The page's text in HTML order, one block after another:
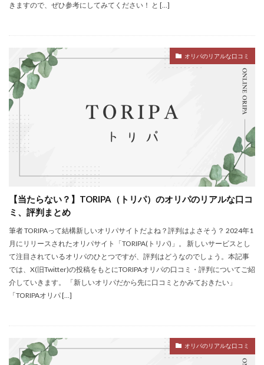
きますので、ぜひ参考にしてみてください！ と […]
オリパのリアルな口コミ
【当たらない？】TORIPA（トリパ）のオリパのリアルな口コ
ミ、評判まとめ
筆者 TORIPAって結構新しいオリパサイトだよね？評判はよさそう？ 2024年1
月にリリースされたオリパサイト「TORIPA(トリパ)」。 新しいサービスとし
て注目されているオリパのひとつですが、評判はどうなのでしょう。本記事
では、X(旧Twitter)の投稿をもとにTORIPAオリパの口コミ・評判についてご紹
介していきます。 「新しいオリパだから先に口コミとかみておきたい」
「TORIPAオリパ […]
オリパのリアルな口コミ